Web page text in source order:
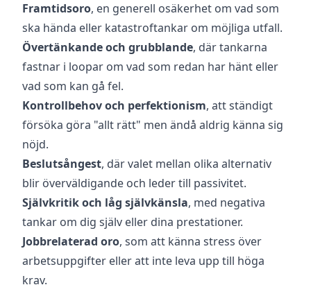
Framtidsoro, en generell osäkerhet om vad som
ska hända eller katastroftankar om möjliga utfall.
Övertänkande och grubblande, där tankarna
fastnar i loopar om vad som redan har hänt eller
vad som kan gå fel.
Kontrollbehov och perfektionism, att ständigt
försöka göra "allt rätt" men ändå aldrig känna sig
nöjd.
Beslutsångest, där valet mellan olika alternativ
blir överväldigande och leder till passivitet.
Självkritik och låg självkänsla, med negativa
tankar om dig själv eller dina prestationer.
Jobbrelaterad oro, som att känna stress över
arbetsuppgifter eller att inte leva upp till höga
krav.